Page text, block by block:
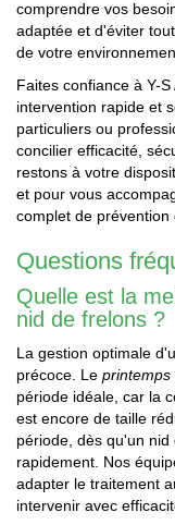
comprendre vos
adaptée et d'éviter
de votre
Faites confiance à Y-
intervention rapide et
particuliers ou
concilier efficacité,
restons à votre
et pour vous
complet de
Questions
Quelle est la
nid de frelons ?
La gestion optimale
précoce. Le printemps
période idéale, car la
est encore de taille
période, dès qu'un
rapidement. Nos
adapter le traitement
intervenir avec